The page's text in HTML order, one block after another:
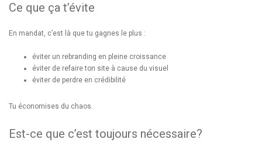
Ce que ça t’évite
En mandat, c’est là que tu gagnes le plus :
éviter un rebranding en pleine croissance
éviter de refaire ton site à cause du visuel
éviter de perdre en crédibilité
Tu économises du chaos.
Est-ce que c’est toujours nécessaire?